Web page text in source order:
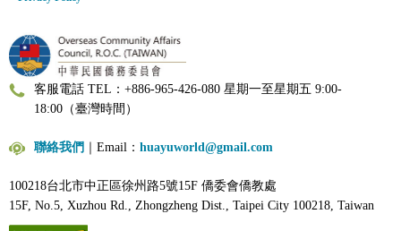
客服電話 TEL：+886-965-426-080 星期一至星期五 9:00-
18:00（臺灣時間）
聯絡我們 ｜Email： huayuworld@gmail.com
100218台北市中正區徐州路5號15F 僑委會僑教處
15F, No.5, Xuzhou Rd., Zhongzheng Dist., Taipei City 100218, Taiwan